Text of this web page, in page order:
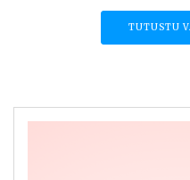
TUTUSTU